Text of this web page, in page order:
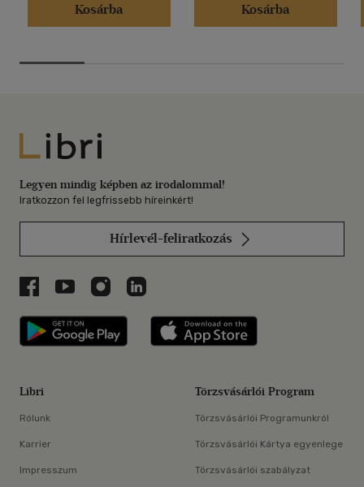
Kosárba
Kosárba
Libri
Legyen mindig képben az irodalommal!
Iratkozzon fel legfrissebb híreinkért!
Hírlevél-feliratkozás
Libri a Facebookon
Libri a Youtube-on
Libri az Instagramon
Libri a LinkedInen
Libri applikáció Szerezd meg: Google
Libri
Rólunk
Karrier
Impresszum
Törzsvásárlói Program
Törzsvásárlói Programunkról
Törzsvásárlói Kártya egyenlege
Törzsvásárlói szabályzat